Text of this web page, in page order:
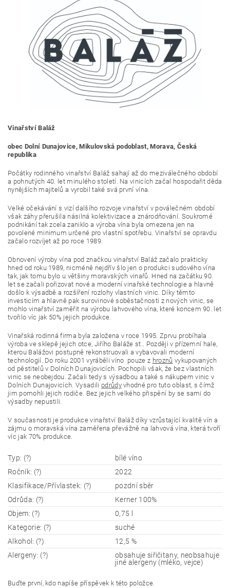
Vinařství Baláž
obec Dolní Dunajovice, Mikulovská podoblast, Morava, Česká
republika
Počátky rodinného vinařství Baláž sahají až do meziválečného období
a pohnutých 40. let minulého století. Na vinicích začal hospodařit děda
nynějších majitelů a vyrobil také svá první vína.
Velké očekávání s vizí dalšího rozvoje vinařství v poválečném období
však záhy přerušila násilná kolektivizace a znárodňování. Soukromé
podnikání tak zcela zaniklo a výroba vína byla omezena jen na
povolené minimum určené pro vlastní spotřebu. Vinařství se opravdu
začalo rozvíjet až po roce 1989.
Obnovení výroby vína pod značkou vinařství Baláž začalo prakticky
hned od roku 1989, nicméně nejdřív šlo jen o produkci sudového vína
tak, jak tomu bylo u většiny moravských vinařů. Hned na začátku 90.
let se začali pořizovat nové a moderní vinařské technologie a hlavně
došlo k výsadbě a rozšíření rozlohy vlastních vinic. Díky těmto
investicím a hlavně pak surovinové soběstačnosti z nových vinic, se
mohlo vinařství zaměřit na výrobu lahvového vína, které koncem 90. let
tvořilo víc jak 50% jejich produkce.
Vinařská rodinná firma byla založena v roce 1995. Zprvu probíhala
výroba ve sklepě jejich otce, Jiřího Baláže st.. Později v přízemní hale,
kterou Balážovi postupně rekonstruovali a vybavovali moderní
technologií. Do roku 2001 vyráběli víno  pouze z hroznů vykupovaných
od pěstitelů v Dolních Dunajovicích. Pochopili však, že bez vlastních
vinic se neobejdou. Začali tedy s výsadbou a také s nákupem vinic v
Dolních Dunajovicích. Vysadili odrůdy vhodné pro tuto oblast, s čímž
jim pomohli jejich rodiče. Bez jejich velkého přispění by se sami do
výsadby nepustili.
V současnosti je produkce vinařství Baláž díky vzrůstající kvalitě vín a
zájmu o moravská vína zaměřena převážně na lahvová vína, která tvoří
víc jak 70% produkce.
Typ: (?)
bílé víno
Ročník: (?)
2022
Klasifikace/Přívlastek: (?)
pozdní sběr
Odrůda: (?)
Kerner 100%
Objem: (?)
0,75 l
Kategorie: (?)
suché
Alkohol: (?)
12,5 %
Alergeny: (?)
obsahuje siřičitany, neobsahuje
jiné alergeny (mléko, vejce)
Buďte první, kdo napíše příspěvek k této položce.